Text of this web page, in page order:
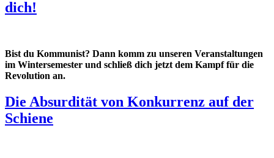
dich!
Bist du Kommunist? Dann komm zu unseren Veranstaltungen
im Wintersemester und schließ dich jetzt dem Kampf für die
Revolution an.
Die Absurdität von Konkurrenz auf der
Schiene